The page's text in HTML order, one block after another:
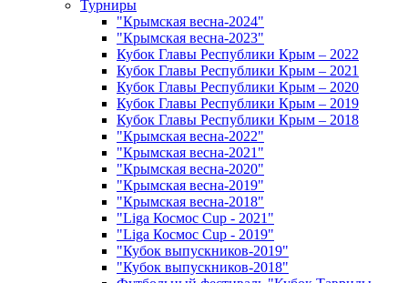
Турниры
"Крымская весна-2024"
"Крымская весна-2023"
Кубок Главы Республики Крым – 2022
Кубок Главы Республики Крым – 2021
Кубок Главы Республики Крым – 2020
Кубок Главы Республики Крым – 2019
Кубок Главы Республики Крым – 2018
"Крымская весна-2022"
"Крымская весна-2021"
"Крымская весна-2020"
"Крымская весна-2019"
"Крымская весна-2018"
"Liga Космос Cup - 2021"
"Liga Космос Cup - 2019"
"Кубок выпускников-2019"
"Кубок выпускников-2018"